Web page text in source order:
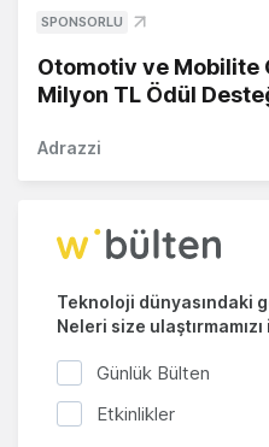
SPONSORLU
Otomotiv ve Mobilite
Milyon TL Ödül
Adrazzi
Teknoloji dünyasındaki
Neleri size
Günlük Bülten
Etkinlikler